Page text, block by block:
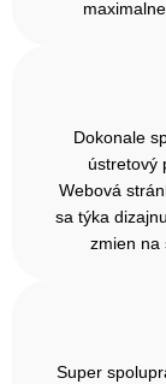
Dokonale
ústretový
Webová
sa týka
zmien na
Super